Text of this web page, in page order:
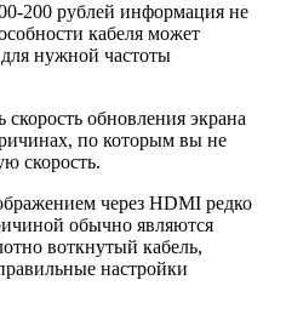
200 рублей информация не
кабеля может
для нужной частоты
обновления экрана
по которым вы не
скорость.
через HDMI редко
обычно являются
воткнутый кабель,
настройки